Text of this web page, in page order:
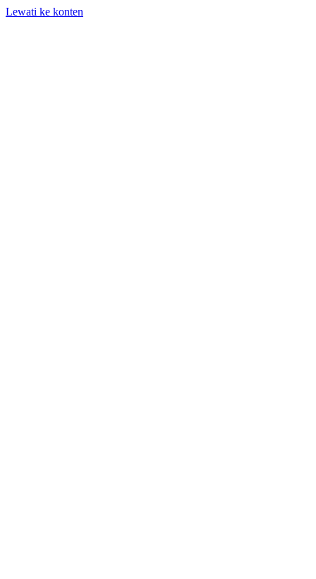
Lewati ke konten